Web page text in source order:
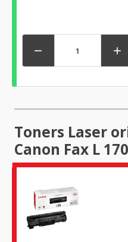
 
Toners Laser
Canon Fax L 170